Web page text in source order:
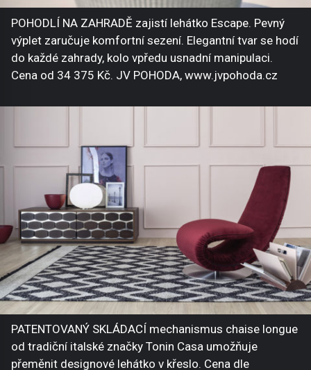
POHODLÍ NA ZAHRADĚ zajistí lehátko Escape. Pevný
výplet zaručuje komfortní sezení. Elegantní tvar se hodí
do každé zahrady, kolo vpředu usnadní manipulaci.
Cena od 34 375 Kč. JV POHODA, www.jvpohoda.cz
PATENTOVANÝ SKLÁDACÍ mechanismus chaise longue
od tradiční italské značky Tonin Casa umožňuje
přeměnit designové lehátko v křeslo. Cena dle